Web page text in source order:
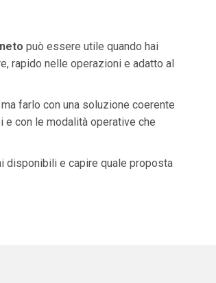
può essere utile quando hai
rapido nelle operazioni e adatto al
farlo con una soluzione coerente
e con le modalità operative che
disponibili e capire quale proposta